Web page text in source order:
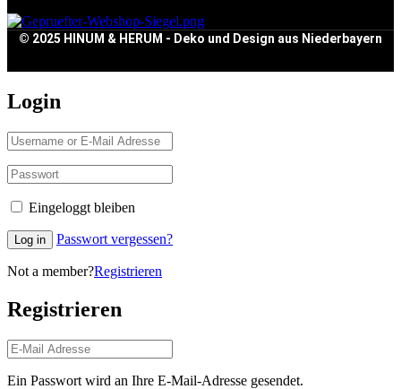
© 2025 HINUM & HERUM - Deko und Design aus Niederbayern
Login
Eingeloggt bleiben
Log in Passwort vergessen?
Not a member?Registrieren
Registrieren
Ein Passwort wird an Ihre E-Mail-Adresse gesendet.